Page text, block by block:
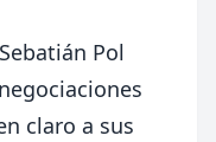
Pol
claro a sus